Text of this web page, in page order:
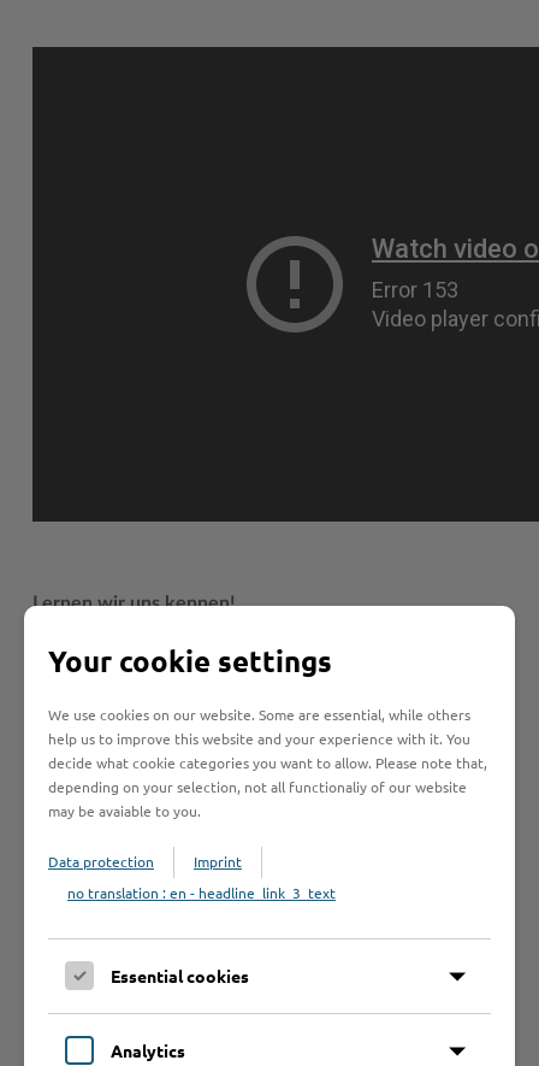
Lernen wir uns kennen!
Wenn du mehr über die Ausbildungsmöglichkeiten beim
Kreis Stormarn wissen möchtest, frag uns doch einfach
unterschiedlichen Veranstaltungen vor:
- Termine folgen -
Der öffentliche Dienst
Berliner Ring 8-10
Jobmesse Gymnasium Trittau
Your cookie settings
We use cookies on our website. Some are essential, while others
help us to improve this website and your experience with it. You
decide what cookie categories you want to allow. Please note that,
depending on your selection, not all functionaliy of our website
may be avaiable to you.
Data protection
Imprint
no translation : en - headline_link_3_text
Essential cookies
Analytics